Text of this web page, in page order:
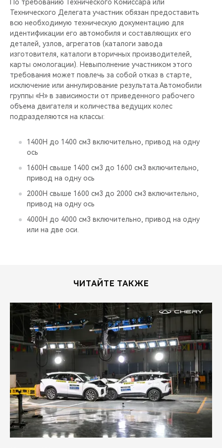
По требованию Технического Комиссара или
Технического Делегата участник обязан предоставить
всю необходимую техническую документацию для
идентификации его автомобиля и составляющих его
деталей, узлов, агрегатов (каталоги завода
изготовителя, каталоги вторичных производителей,
карты омологации). Невыполнение участником этого
требования может повлечь за собой отказ в старте,
исключение или аннулирование результата.Автомобили
группы «Н» в зависимости от приведенного рабочего
объема двигателя и количества ведущих колес
подразделяются на классы:
1400Н до 1400 см3 включительно, привод на одну
ось
1600Н свыше 1400 см3 до 1600 см3 включительно,
привод на одну ось
2000Н свыше 1600 см3 до 2000 см3 включительно,
привод на одну ось
4000Н до 4000 см3 включительно, привод на одну
или на две оси.
ЧИТАЙТЕ ТАКЖЕ